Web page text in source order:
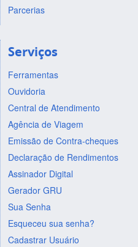
Parcerias
Serviços
Ferramentas
Ouvidoria
Central de Atendimento
Agência de Viagem
Emissão de Contra-cheques
Declaração de Rendimentos
Assinador Digital
Gerador GRU
Sua Senha
Esqueceu sua senha?
Cadastrar Usuário